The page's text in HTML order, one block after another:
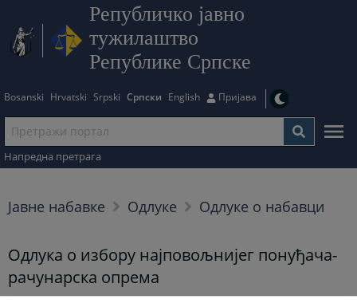
Републичко јавно
тужилаштво
Републике Српске
Bosanski Hrvatski Srpski Српски English Пријава
Напредна претрага
Јавне набавке Одлуке Одлуке о набавци
Одлука о избору најповољнијег понуђача-
рачунарска опрема